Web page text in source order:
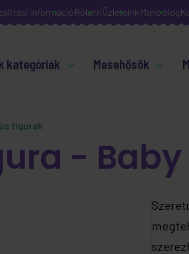
információRólunk Üzleteink Manó blog
kategóriák Mesehősök
figurák
-